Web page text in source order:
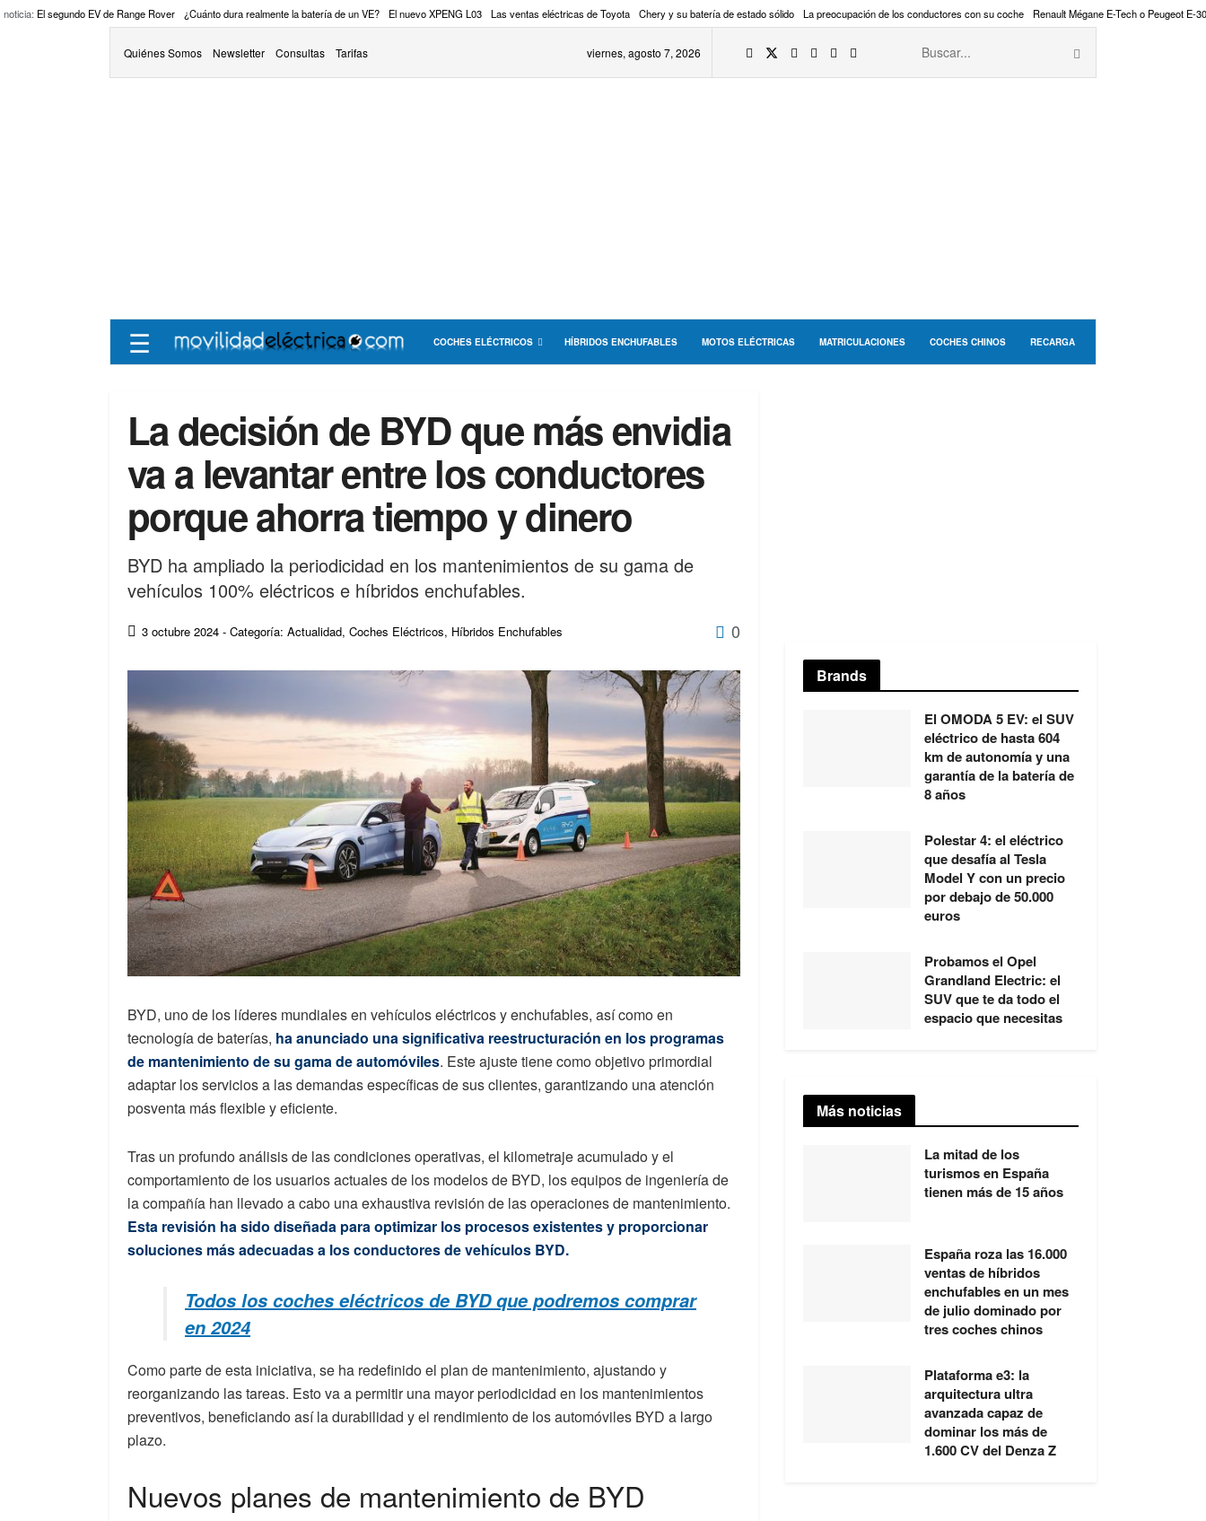
noticia: El segundo EV de Range Rover ¿Cuánto dura realmente la batería de un VE? El nuevo XPENG L03 Las ventas eléctricas de Toyota Chery y su batería de estado sólido La preocupación de los conductores con su coche Renault Mégane E-Tech o Peugeot E-
Quiénes Somos Newsletter Consultas Tarifas viernes, agosto 7, 2026
☰ COCHES ELÉCTRICOS HÍBRIDOS ENCHUFABLES MOTOS ELÉCTRICAS MATRICULACIONES COCHES CHINOS RECARGA
La decisión de BYD que más envidia
va a levantar entre los conductores
porque ahorra tiempo y dinero
BYD ha ampliado la periodicidad en los mantenimientos de su gama de
vehículos 100% eléctricos e híbridos enchufables.
3 octubre 2024 - Categoría: Actualidad, Coches Eléctricos, Híbridos Enchufables 0
BYD, uno de los líderes mundiales en vehículos eléctricos y enchufables, así como en
tecnología de baterías, ha anunciado una significativa reestructuración en los programas
de mantenimiento de su gama de automóviles. Este ajuste tiene como objetivo primordial
adaptar los servicios a las demandas específicas de sus clientes, garantizando una atención
posventa más flexible y eficiente.
Tras un profundo análisis de las condiciones operativas, el kilometraje acumulado y el
comportamiento de los usuarios actuales de los modelos de BYD, los equipos de ingeniería de
la compañía han llevado a cabo una exhaustiva revisión de las operaciones de mantenimiento.
Esta revisión ha sido diseñada para optimizar los procesos existentes y proporcionar
soluciones más adecuadas a los conductores de vehículos BYD.
Todos los coches eléctricos de BYD que podremos comprar
en 2024
Como parte de esta iniciativa, se ha redefinido el plan de mantenimiento, ajustando y
reorganizando las tareas. Esto va a permitir una mayor periodicidad en los mantenimientos
preventivos, beneficiando así la durabilidad y el rendimiento de los automóviles BYD a largo
plazo.
Nuevos planes de mantenimiento de BYD
Brands
El OMODA 5 EV: el SUV
eléctrico de hasta 604
km de autonomía y una
garantía de la batería de
8 años
Polestar 4: el eléctrico
que desafía al Tesla
Model Y con un precio
por debajo de 50.000
euros
Probamos el Opel
Grandland Electric: el
SUV que te da todo el
espacio que necesitas
Más noticias
La mitad de los
turismos en España
tienen más de 15 años
España roza las 16.000
ventas de híbridos
enchufables en un mes
de julio dominado por
tres coches chinos
Plataforma e3: la
arquitectura ultra
avanzada capaz de
dominar los más de
1.600 CV del Denza Z